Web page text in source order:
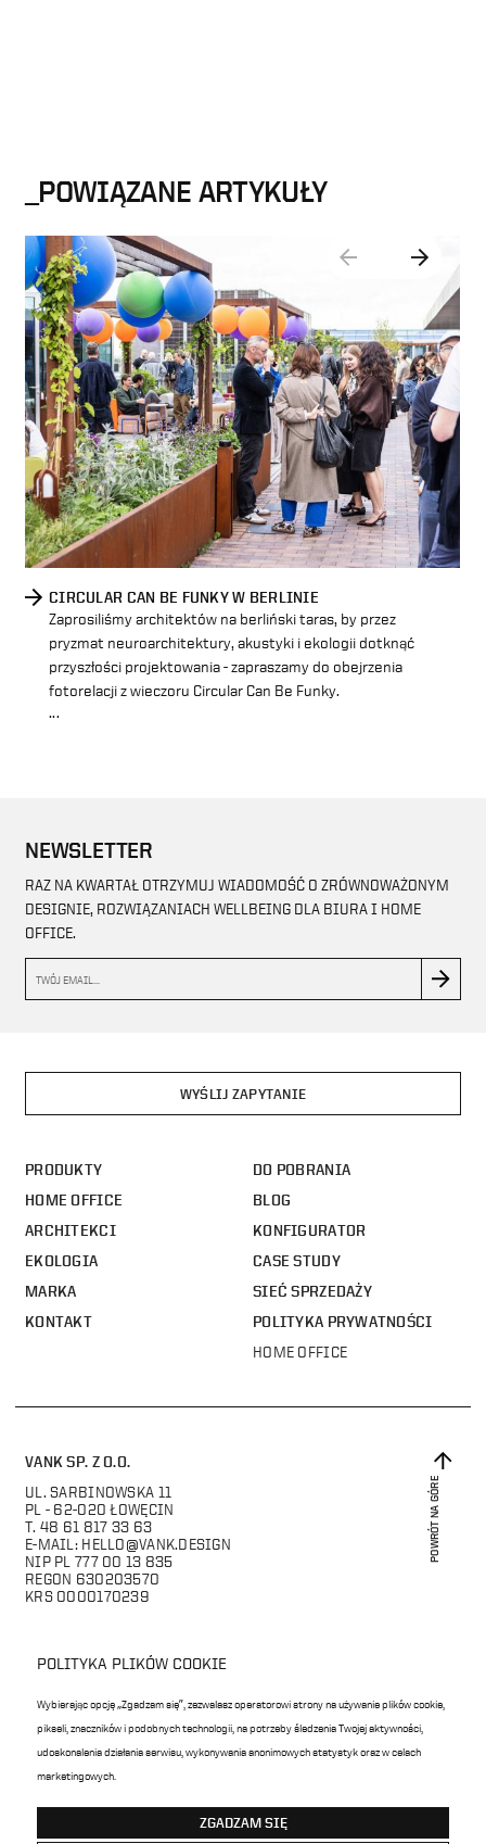
_POWIĄZANE ARTYKUŁY
CIRCULAR CAN BE FUNKY W BERLINIE
Zaprosiliśmy architektów na berliński taras, by przez
pryzmat neuroarchitektury, akustyki i ekologii dotknąć
przyszłości projektowania - zapraszamy do obejrzenia
fotorelacji z wieczoru Circular Can Be Funky.
...
NEWSLETTER
RAZ NA KWARTAŁ OTRZYMUJ WIADOMOŚĆ O ZRÓWNOWAŻONYM
DESIGNIE, ROZWIĄZANIACH WELLBEING DLA BIURA I HOME
OFFICE.
WYŚLIJ ZAPYTANIE
PRODUKTY
HOME OFFICE
ARCHITEKCI
EKOLOGIA
MARKA
KONTAKT
DO POBRANIA
BLOG
KONFIGURATOR
CASE STUDY
SIEĆ SPRZEDAŻY
POLITYKA PRYWATNOŚCI
HOME OFFICE
VANK SP. Z O.O.
UL. SARBINOWSKA 11
PL - 62-020 ŁOWĘCIN
T. 48 61 817 33 63
E-MAIL: HELLO@VANK.DESIGN
NIP PL 777 00 13 835
REGON 630203570
KRS 0000170239
POWRÓT NA GÓRE
DESIGNED BY: STUDIO.DOBOSZ
DEVELOPED BY: ECREO
POLITYKA PLIKÓW COOKIE
Wybierając opcję „Zgadzam się”, zezwalasz operatorowi strony na używanie plików cookie,
pikseli, znaczników i podobnych technologii, na potrzeby śledzenia Twojej aktywności,
udoskonalenia działania serwisu, wykonywania anonimowych statystyk oraz w celach
marketingowych.
ZGADZAM SIĘ